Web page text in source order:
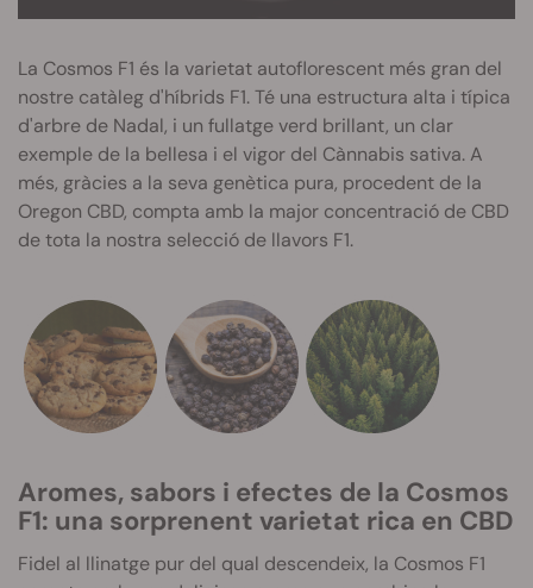
La Cosmos F1 és la varietat autoflorescent més gran del
nostre catàleg d'híbrids F1. Té una estructura alta i típica
d'arbre de Nadal, i un fullatge verd brillant, un clar
exemple de la bellesa i el vigor del Cànnabis sativa. A
més, gràcies a la seva genètica pura, procedent de la
Oregon CBD, compta amb la major concentració de CBD
de tota la nostra selecció de llavors F1.
Aromes, sabors i efectes de la Cosmos
F1: una sorprenent varietat rica en CBD
Fidel al llinatge pur del qual descendeix, la Cosmos F1